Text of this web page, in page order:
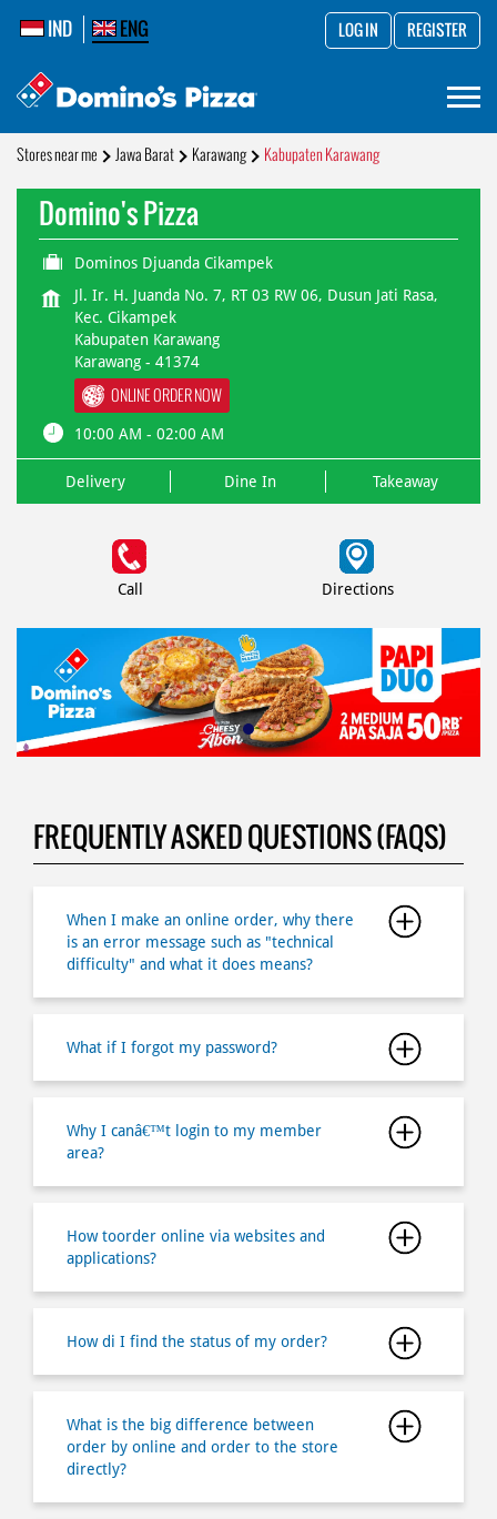
IND ENG LOG IN REGISTER
Stores near me Jawa Barat Karawang Kabupaten Karawang
Domino's Pizza
Dominos Djuanda Cikampek
Jl. Ir. H. Juanda No. 7, RT 03 RW 06, Dusun Jati Rasa,
Kec. Cikampek
Kabupaten Karawang
Karawang - 41374
ONLINE ORDER NOW
10:00 AM - 02:00 AM
Delivery Dine In Takeaway
Call Directions
FREQUENTLY ASKED QUESTIONS (FAQS)
difficulty" and what it does means?
What if I forgot my password?
Why I canâ€™t login to my member
applications?
What is the big difference between
directly?
Why does my order came delay and is
there any compensation?